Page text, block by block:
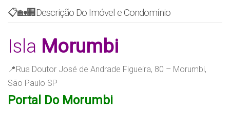
📋🏡🏢Descrição Do Imóvel e Condomínio
Isla Morumbi
📍Rua Doutor José de Andrade Figueira, 80 – Morumbi,
São Paulo SP
Portal Do Morumbi